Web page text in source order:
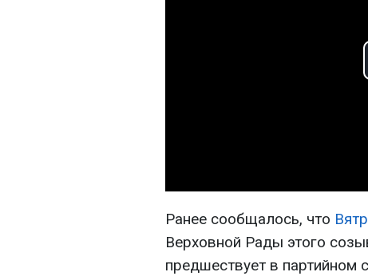
Ранее сообщалось, что
Верховной Рады этого
предшествует в партийном